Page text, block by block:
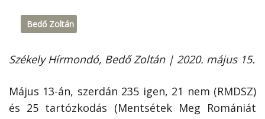
Bedő Zoltán
Székely Hírmondó, Bedő Zoltán | 2020. május 15.
Május 13-án, szerdán 235 igen, 21 nem (RMDSZ)
és 25 tartózkodás (Mentsétek Meg Romániát